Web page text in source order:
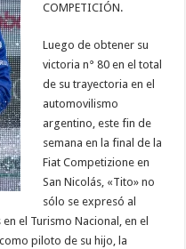
COMPETICIÓN.
Luego de obtener su
victoria n° 80 en el total
de su trayectoria en el
automovilismo
argentino, este fin de
semana en la final de la
Fiat Competizione en
San Nicolás, «Tito» no
sólo se expresó al
el Turismo Nacional, en el
piloto de su hijo, la